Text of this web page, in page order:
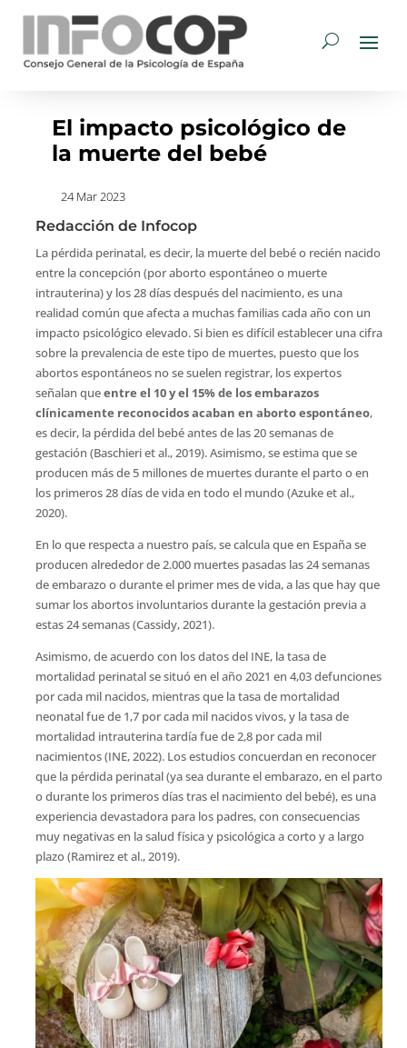
El impacto psicológico de
la muerte del bebé
24 Mar 2023
Redacción de Infocop
La pérdida perinatal, es decir, la muerte del bebé o recién nacido
entre la concepción (por aborto espontáneo o muerte
intrauterina) y los 28 días después del nacimiento, es una
realidad común que afecta a muchas familias cada año con un
impacto psicológico elevado. Si bien es difícil establecer una cifra
sobre la prevalencia de este tipo de muertes, puesto que los
abortos espontáneos no se suelen registrar, los expertos
señalan queentre el 10 y el 15% de los embarazos
clínicamente reconocidos acaban en aborto espontáneo,
es decir, la pérdida del bebé antes de las 20 semanas de
gestación (Baschieri et al., 2019). Asimismo, se estima que se
producen más de 5 millones de muertes durante el parto o en
los primeros 28 días de vida en todo el mundo (Azuke et al.,
2020).
En lo que respecta a nuestro país, se calcula que en España se
producen alrededor de 2.000 muertes pasadas las 24 semanas
de embarazo o durante el primer mes de vida, a las que hay que
sumar los abortos involuntarios durante la gestación previa a
estas 24 semanas (Cassidy, 2021).
Asimismo, de acuerdo con los datos del INE, la tasa de
mortalidad perinatal se situó en el año 2021 en 4,03 defunciones
por cada mil nacidos, mientras que la tasa de mortalidad
neonatal fue de 1,7 por cada mil nacidos vivos, y la tasa de
mortalidad intrauterina tardía fue de 2,8 por cada mil
nacimientos (INE, 2022). Los estudios concuerdan en reconocer
que la pérdida perinatal (ya sea durante el embarazo, en el parto
o durante los primeros días tras el nacimiento del bebé), es una
experiencia devastadora para los padres, con consecuencias
muy negativas en la salud física y psicológica a corto y a largo
plazo (Ramirez et al., 2019).